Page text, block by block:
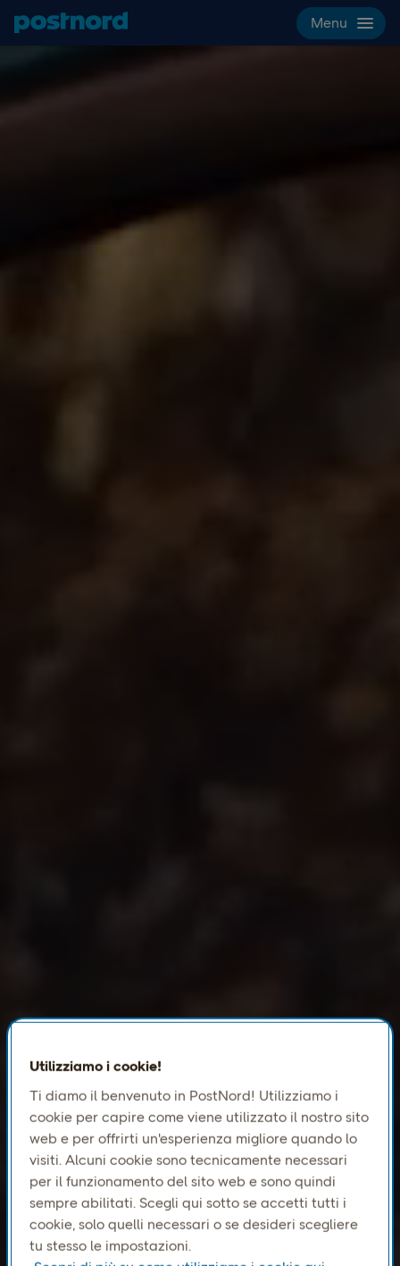
Hoppa över navigering och sök
Menu
Utilizziamo i cookie!
Ti diamo il benvenuto in PostNord! Utilizziamo i
cookie per capire come viene utilizzato il nostro sito
web e per offrirti un'esperienza migliore quando lo
visiti. Alcuni cookie sono tecnicamente necessari
per il funzionamento del sito web e sono quindi
sempre abilitati. Scegli qui sotto se accetti tutti i
cookie, solo quelli necessari o se desideri scegliere
tu stesso le impostazioni.